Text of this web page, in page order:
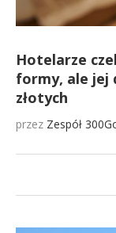
Hotelarze
formy, ale jej
złotych
przez Zespół